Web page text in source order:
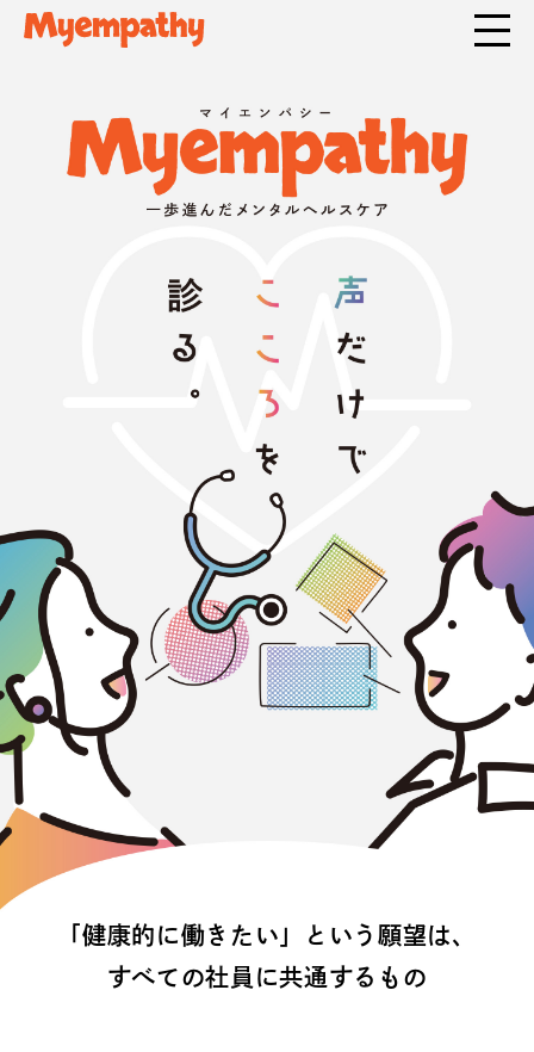
「健康的に働きたい」という願望は、
すべての社員に共通するもの